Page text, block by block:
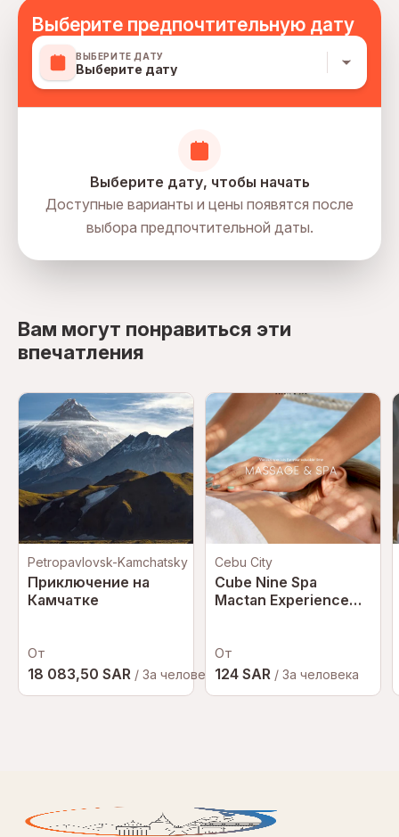
Выберите предпочтительную дату
ВЫБЕРИТЕ ДАТУ
Выберите дату
Выберите дату, чтобы начать
Доступные варианты и цены появятся после
выбора предпочтительной даты.
Вам могут понравиться эти
впечатления
Petropavlovsk-Kamchatsky
Приключение на
Камчатке
От
18 083,50 SAR / За человека
Сebu City
Cube Nine Spa
Mactan Experience
От
124 SAR / За человека